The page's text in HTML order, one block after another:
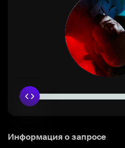
Информация о запросе